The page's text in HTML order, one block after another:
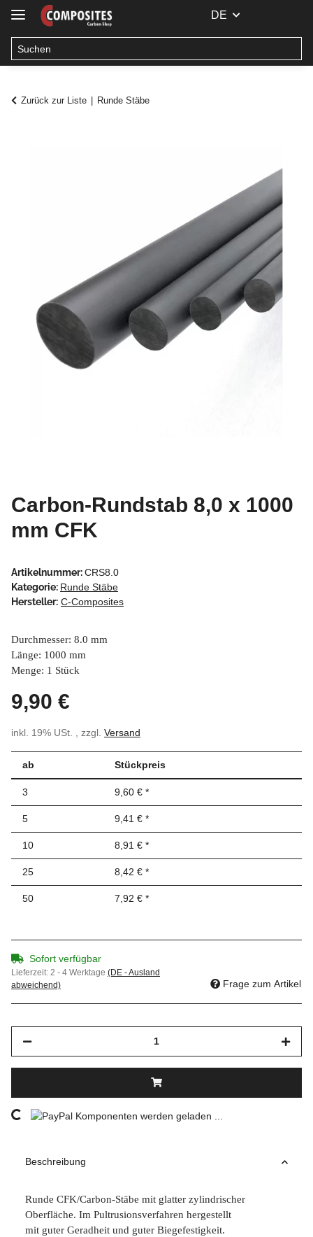
DE
Zurück zur Liste Runde Stäbe
Carbon-Rundstab 8,0 x 1000
mm CFK
Artikelnummer:CRS8.0
Kategorie: Runde Stäbe
Hersteller: C-Composites
Durchmesser: 8.0 mm
Länge: 1000 mm
Menge: 1 Stück
9,90 €
inkl. 19% USt. , zzgl. Versand
ab Stückpreis
3 9,60 € *
5 9,41 € *
10 8,91 € *
25 8,42 € *
50 7,92 € *
Sofort verfügbar
Lieferzeit: 2 - 4 Werktage (DE - Ausland
abweichend)
Frage zum Artikel
Komponenten werden geladen ...
Beschreibung
Runde CFK/Carbon-Stäbe mit glatter zylindrischer
Oberfläche. Im Pultrusionsverfahren hergestellt
mit guter Geradheit und guter Biegefestigkeit.